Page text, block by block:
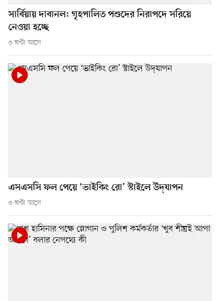
সার্বিয়ায় দাবানল: গৃহপালিত পশুদের নিরাপদে সরিয়ে
নেওয়া হচ্ছে
৩ ঘণ্টা আগে
এসএসসি ফল পেয়ে ‘ভাইকিং রো’ স্টাইলে উদ্‌যাপন
৩ ঘণ্টা আগে